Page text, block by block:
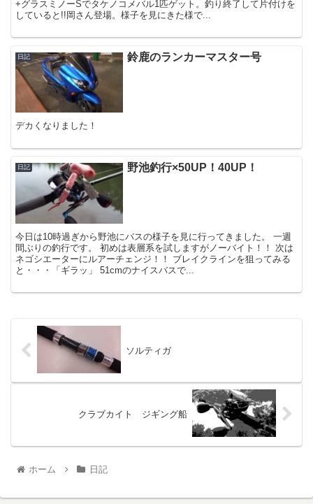
+グラスミノーSでタケノコメバル1匹ゲット。釣り終了して片付けを
していると!!岡さん登場。様子を見にきた様で...
日記 鈴鹿のランカーマスター号
デカくなりました！
日記 野池釣行×50UP！40UP！
今日は10時過ぎから野池にバスの様子を見に行ってきました。 一週
間ぶりの釣行です。 初めは表層系を試しますがノーバイト！！ 次は
ネゴシエーターにルアーチェンジ！！ ブレイクラインを狙ってみる
と・・・「ギラッ」 51cmのナイスバスで...
ソルティガ
クラブカイト ジギング船
ホーム 日記